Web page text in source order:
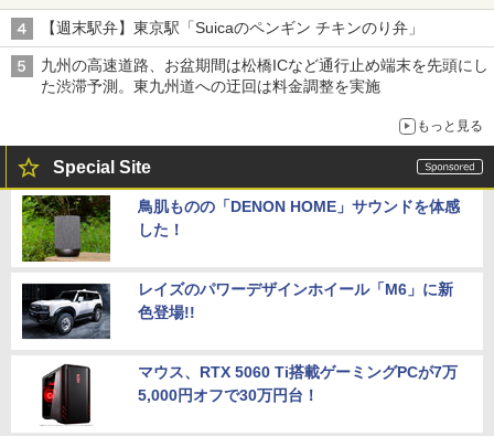
【週末駅弁】東京駅「Suicaのペンギン チキンのり弁」
九州の高速道路、お盆期間は松橋ICなど通行止め端末を先頭にし
た渋滞予測。東九州道への迂回は料金調整を実施
もっと見る
Special Site
鳥肌ものの「DENON HOME」サウンドを体感
した！
レイズのパワーデザインホイール「M6」に新
色登場!!
マウス、RTX 5060 Ti搭載ゲーミングPCが7万
5,000円オフで30万円台！